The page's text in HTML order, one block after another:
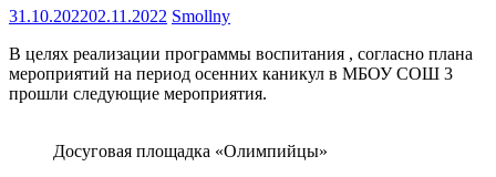
31.10.202202.11.2022 Smollny
В целях реализации программы воспитания , согласно плана
мероприятий на период осенних каникул в МБОУ СОШ 3
прошли следующие мероприятия.
Досуговая площадка «Олимпийцы»